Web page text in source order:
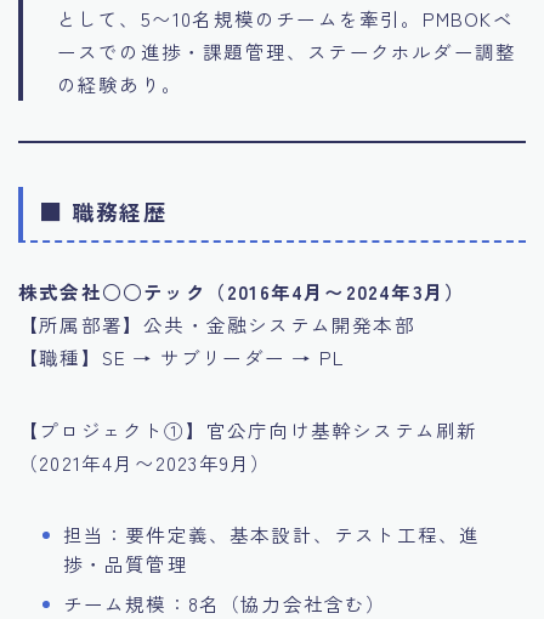
として、5〜10名規模のチームを牽引。PMBOKベ
ースでの進捗・課題管理、ステークホルダー調整
の経験あり。
■ 職務経歴
株式会社○○テック（2016年4月〜2024年3月）
【所属部署】公共・金融システム開発本部
【職種】SE → サブリーダー → PL
【プロジェクト①】官公庁向け基幹システム刷新
（2021年4月〜2023年9月）
担当：要件定義、基本設計、テスト工程、進
捗・品質管理
チーム規模：8名（協力会社含む）